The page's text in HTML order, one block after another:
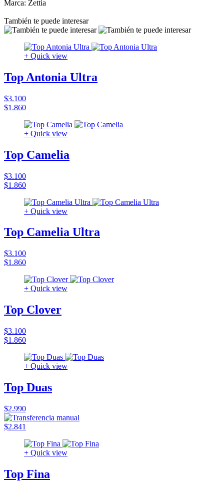
Marca: Zettia
También te puede interesar
+ Quick view
Top Antonia Ultra
$3.100
$1.860
+ Quick view
Top Camelia
$3.100
$1.860
+ Quick view
Top Camelia Ultra
$3.100
$1.860
+ Quick view
Top Clover
$3.100
$1.860
+ Quick view
Top Duas
$2.990
$2.841
+ Quick view
Top Fina